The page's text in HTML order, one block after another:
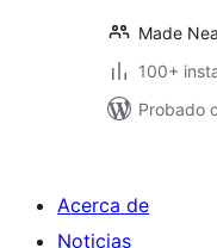
Made
100+
Probado
Acerca de
Noticias